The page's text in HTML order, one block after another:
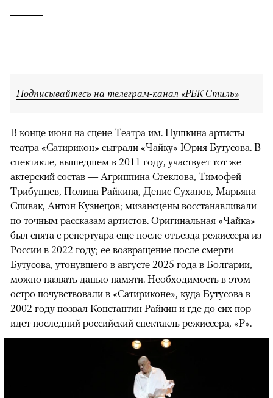
Подписывайтесь на телеграм-канал «РБК Стиль»
В конце июня на сцене Театра им. Пушкина артисты
театра «Сатирикон» сыграли «Чайку» Юрия Бутусова. В
спектакле, вышедшем в 2011 году, участвует тот же
актерский состав — Агриппина Стеклова, Тимофей
Трибунцев, Полина Райкина, Денис Суханов, Марьяна
Спивак, Антон Кузнецов; мизансцены восстанавливали
по точным рассказам артистов. Оригинальная «Чайка»
был снята с репертуара еще после отъезда режиссера из
России в 2022 году; ее возвращение после смерти
Бутусова, утонувшего в августе 2025 года в Болгарии,
можно назвать данью памяти. Необходимость в этом
остро почувствовали в «Сатириконе», куда Бутусова в
2002 году позвал Константин Райкин и где до сих пор
идет последний российский спектакль режиссера, «Р».